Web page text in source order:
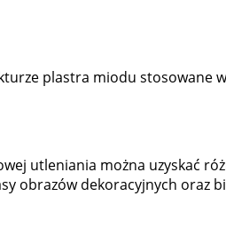
plastra miodu stosowane
utleniania można uzyskać
obrazów dekoracyjnych oraz